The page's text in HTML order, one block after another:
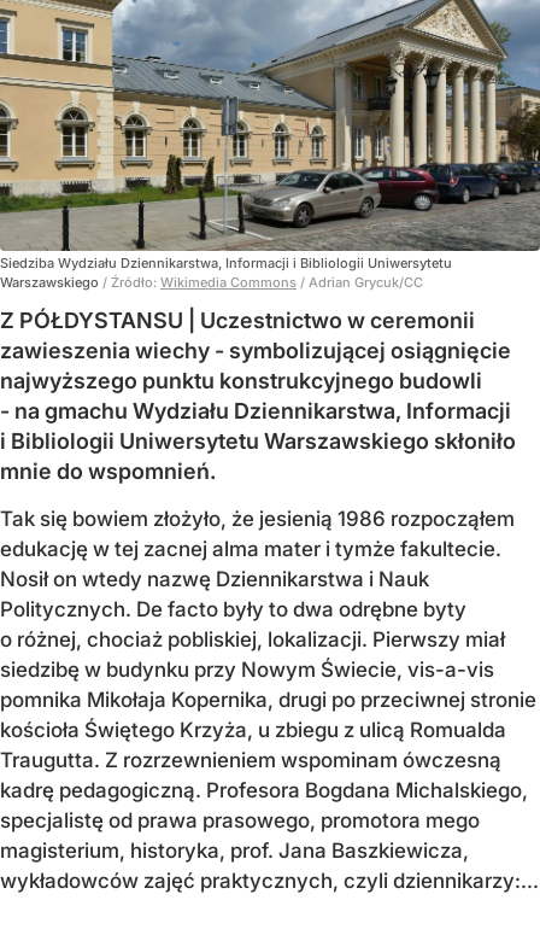
Siedziba Wydziału Dziennikarstwa, Informacji i Bibliologii Uniwersytetu
Warszawskiego / Źródło: Wikimedia Commons / Adrian Grycuk/CC
Z PÓŁDYSTANSU | Uczestnictwo w ceremonii
zawieszenia wiechy - symbolizującej osiągnięcie
najwyższego punktu konstrukcyjnego budowli
- na gmachu Wydziału Dziennikarstwa, Informacji
i Bibliologii Uniwersytetu Warszawskiego skłoniło
mnie do wspomnień.
Tak się bowiem złożyło, że jesienią 1986 rozpocząłem
edukację w tej zacnej alma mater i tymże fakultecie.
Nosił on wtedy nazwę Dziennikarstwa i Nauk
Politycznych. De facto były to dwa odrębne byty
o różnej, chociaż pobliskiej, lokalizacji. Pierwszy miał
siedzibę w budynku przy Nowym Świecie, vis-a-vis
pomnika Mikołaja Kopernika, drugi po przeciwnej stronie
kościoła Świętego Krzyża, u zbiegu z ulicą Romualda
Traugutta. Z rozrzewnieniem wspominam ówczesną
kadrę pedagogiczną. Profesora Bogdana Michalskiego,
specjalistę od prawa prasowego, promotora mego
magisterium, historyka, prof. Jana Baszkiewicza,
wykładowców zajęć praktycznych, czyli dziennikarzy:...